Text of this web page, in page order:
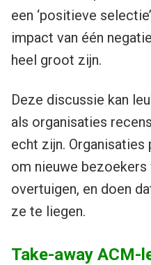
een ‘positieve
impact van één
heel groot zijn.
Deze discussie kan
als organisaties
echt zijn.
om nieuwe bezoekers
overtuigen, en doen
ze te liegen.
Take-away ACM-